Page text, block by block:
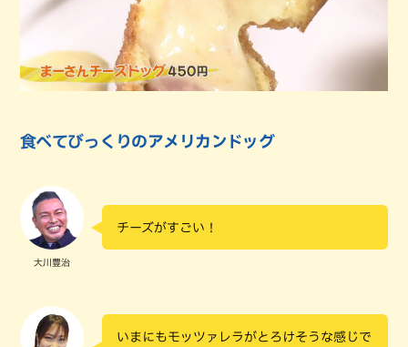
食べてびっくりのアメリカンドッグ
大川豊治
チーズがすごい！
いまにもモッツァレラがとろけそうな感じで